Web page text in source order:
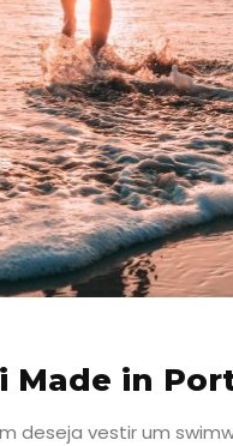
Made in
deseja vestir um